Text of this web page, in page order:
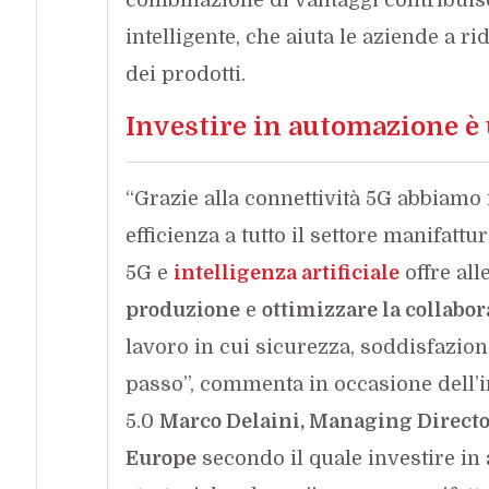
intelligente, che aiuta le aziende a
dei prodotti.
Investire in automazione è
“Grazie alla connettività 5G
efficienza a tutto il settore
5G e intelligenza artificialeoffre
produzionee ottimizzare la
lavoro in cui sicurezza,
passo”, commenta in occasione
5.0 Marco Delaini, Managing
Europesecondo il quale investire in